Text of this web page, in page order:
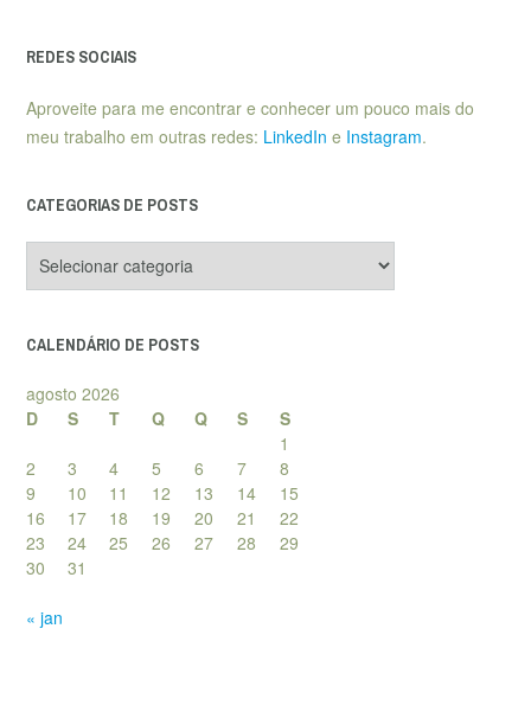
REDES SOCIAIS
Aproveite para me encontrar e conhecer um pouco mais do
meu trabalho em outras redes: LinkedIn e Instagram.
CATEGORIAS DE POSTS
de
CALENDÁRIO DE POSTS
agosto 2026
D
S T Q Q S
S
1
2
3 4 5 6 7
8
9
10 11 12 13 14
15
16
17 18 19 20 21
22
23
24 25 26 27 28
29
30
31
« jan